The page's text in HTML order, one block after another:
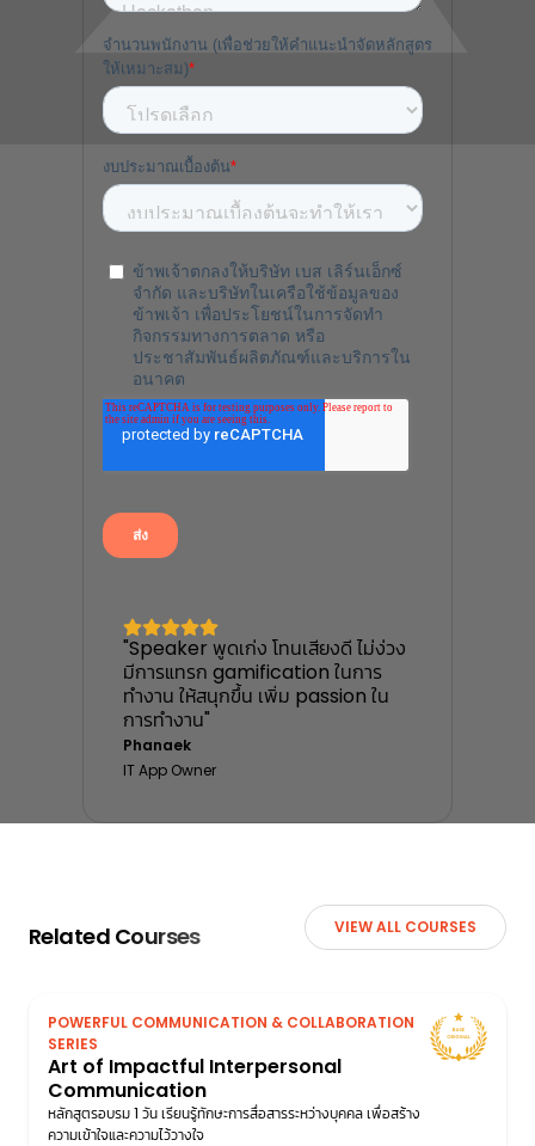
"Speaker พูดเก่ง โทนเสียงดี ไม่ง่วง
มีการแทรก gamification ในการ
ทำงาน ให้สนุกขึ้น เพิ่ม passion ใน
การทำงาน"
Phanaek
IT App Owner
Related Courses VIEW ALL COURSES
POWERFUL COMMUNICATION & COLLABORATION
SERIES
Art of Impactful Interpersonal
Communication
หลักสูตรอบรม 1 วัน เรียนรู้ทักษะการสื่อสารระหว่างบุคคล เพื่อสร้าง
ความเข้าใจและความไว้วางใจ